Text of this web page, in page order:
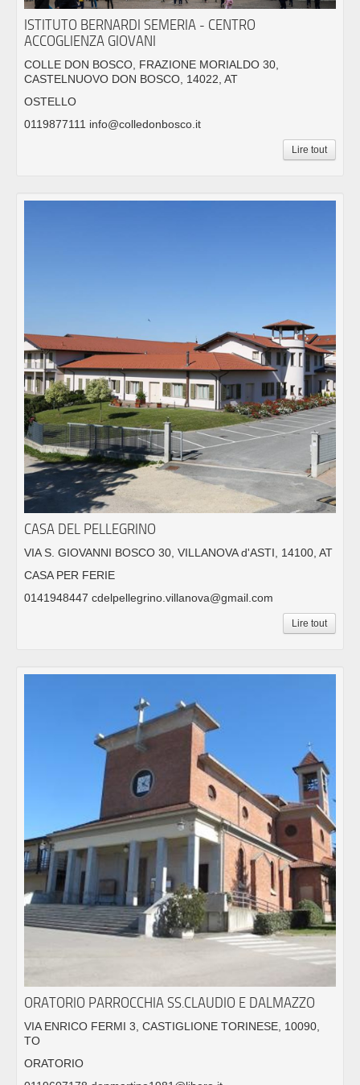
ISTITUTO BERNARDI SEMERIA - CENTRO
ACCOGLIENZA GIOVANI
COLLE DON BOSCO, FRAZIONE MORIALDO 30,
CASTELNUOVO DON BOSCO, 14022, AT
OSTELLO
0119877111 info@colledonbosco.it
Lire tout
CASA DEL PELLEGRINO
VIA S. GIOVANNI BOSCO 30, VILLANOVA d'ASTI, 14100, AT
CASA PER FERIE
0141948447 cdelpellegrino.villanova@gmail.com
Lire tout
ORATORIO PARROCCHIA SS.CLAUDIO E DALMAZZO
VIA ENRICO FERMI 3, CASTIGLIONE TORINESE, 10090,
TO
ORATORIO